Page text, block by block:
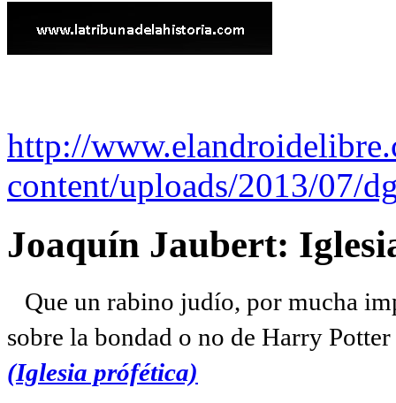
http://
content/uploads/2013/07/
Joaquín Jaubert:
Que un rabino judío, por mucha
sobre la bondad o no de Harry
(Iglesia prófética)